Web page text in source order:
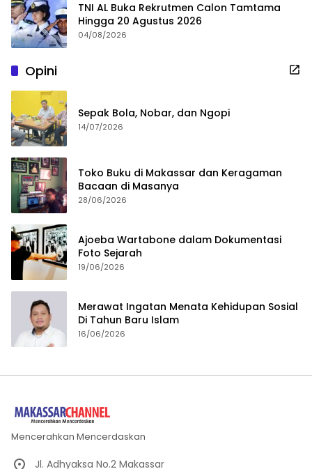
TNI AL Buka Rekrutmen Calon Tamtama
Hingga 20 Agustus 2026
04/08/2026
Opini
Sepak Bola, Nobar, dan Ngopi
14/07/2026
Toko Buku di Makassar dan Keragaman
Bacaan di Masanya
28/06/2026
Ajoeba Wartabone dalam Dokumentasi
Foto Sejarah
19/06/2026
Merawat Ingatan Menata Kehidupan Sosial
Di Tahun Baru Islam
16/06/2026
Mencerahkan Mencerdaskan
Jl. Adhyaksa No.2 Makassar